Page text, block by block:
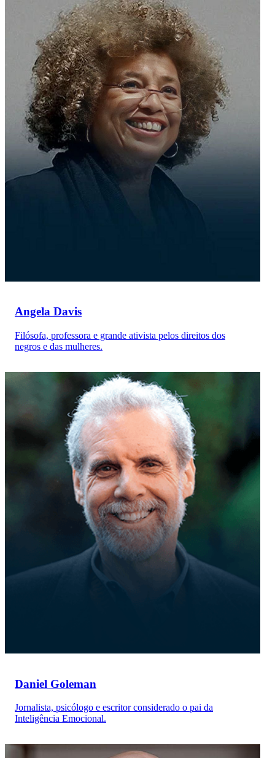
Angela Davis
Filósofa, professora e grande ativista pelos direitos dos
negros e das mulheres.
Daniel Goleman
Jornalista, psicólogo e escritor considerado o pai da
Inteligência Emocional.